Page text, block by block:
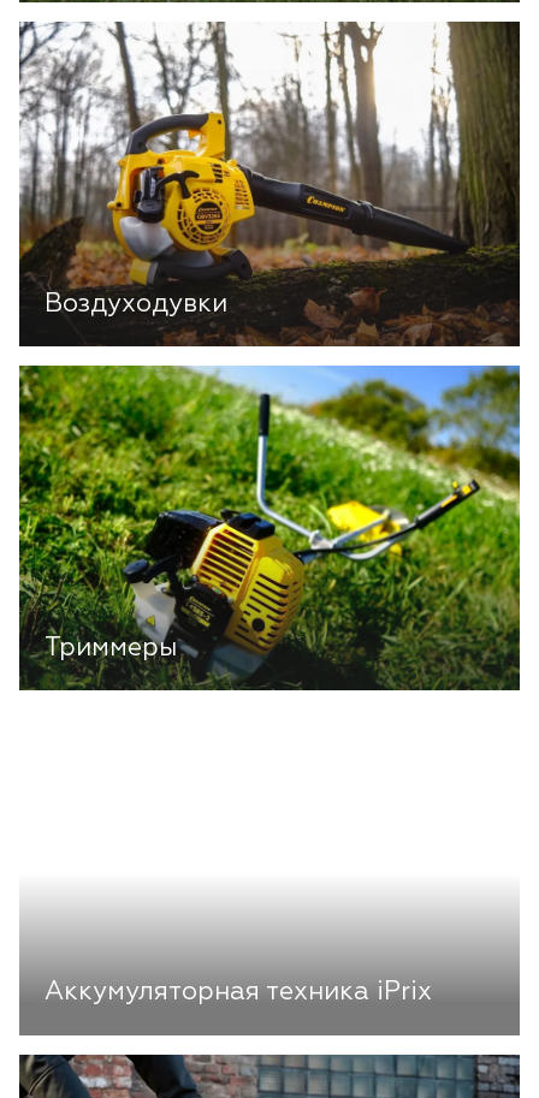
Воздуходувки
Триммеры
Аккумуляторная техника iPrix